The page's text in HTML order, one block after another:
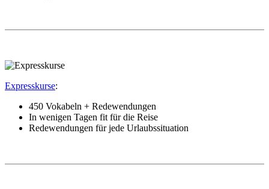
Expresskurse:
450 Vokabeln + Redewendungen
In wenigen Tagen fit für die Reise
Redewendungen für jede Urlaubssituation